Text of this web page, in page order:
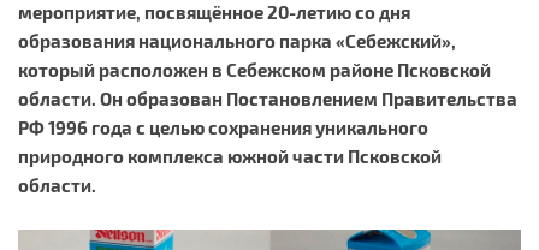
мероприятие, посвящённое 20-летию со дня
образования национального парка «Себежский»,
который расположен в Себежском районе Псковской
области. Он образован Постановлением Правительства
РФ 1996 года с целью сохранения уникального
природного комплекса южной части Псковской
области.